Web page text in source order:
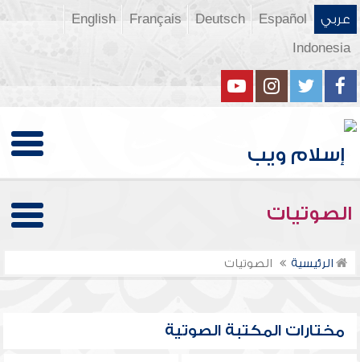
عربي Español
Deutsch
Français
English
Indonesia
الصوتيات
الرئيسية الصوتيات
مختارات المكتبة الصوتية